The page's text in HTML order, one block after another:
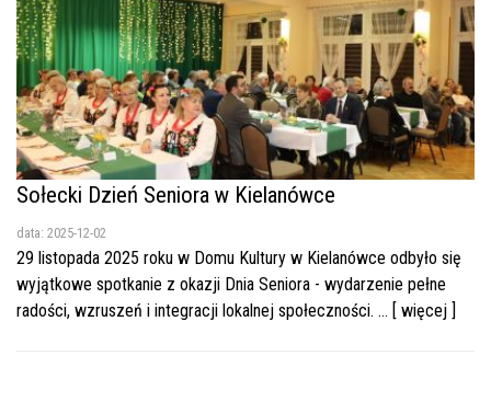
Sołecki Dzień Seniora w Kielanówce
data: 2025-12-02
29 listopada 2025 roku w Domu Kultury w Kielanówce odbyło się
wyjątkowe spotkanie z okazji Dnia Seniora - wydarzenie pełne
radości, wzruszeń i integracji lokalnej społeczności. ... [ więcej ]